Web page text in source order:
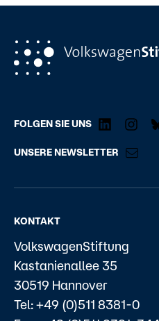
FOLGEN SIE UNS
UNSERE NEWSLETTER
KONTAKT
VolkswagenStiftung
Kastanienallee 35
30519 Hannover
Tel: +49 (0)511 8381-0